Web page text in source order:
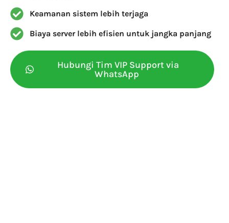
Keamanan sistem lebih terjaga
Biaya server lebih efisien untuk jangka panjang
Hubungi Tim VIP Support via
WhatsApp